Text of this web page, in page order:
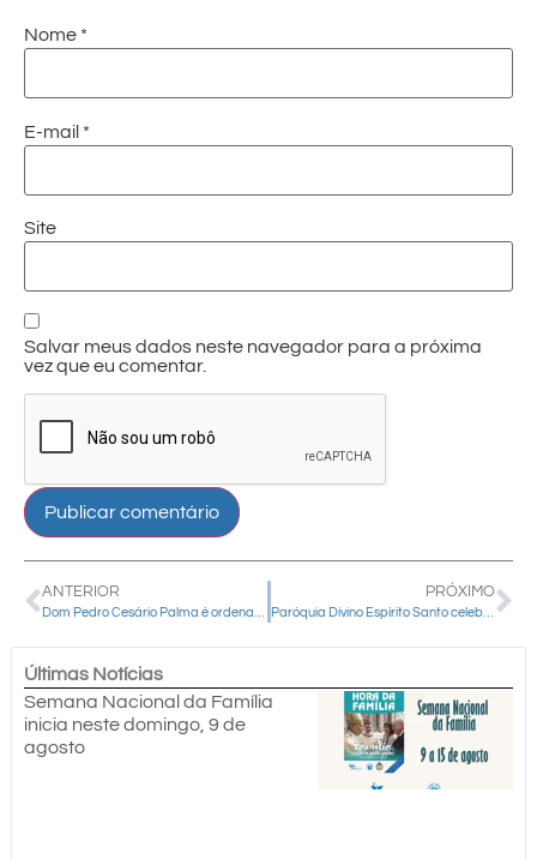
Nome *
E-mail *
Site
Salvar meus dados neste navegador para a próxima
vez que eu comentar.
ANTERIOR PRÓXIMO
Paróquia Divino Espírito Santo celebra o Dia Mundial das Missões com procissão e Missa festiva
Últimas Notícias
Semana Nacional da Família
inicia neste domingo, 9 de
agosto